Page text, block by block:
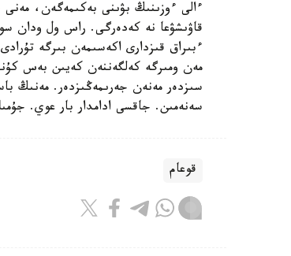
ءالى ءوزىنىڭ بۋىنى بەكىمەگەن، مەنى
قاۋىشۋعا نە كەدەرگى. راس ول ودان
ءبىراق قىزدارى اكەسىمەن بىرگە
مەن ومىرگە كەلگەننەن كەيىن بەس
سىزدەر مەنەن جەرىمەڭىزدەر. مەنىڭ
سەنەمىن. جاقسى ادامدار بار عوي.
قوعام